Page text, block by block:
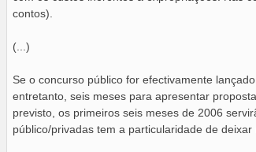
contos).
(...)
Se o concurso público for efectivamente
entretanto, seis meses para apresentar
previsto, os primeiros seis meses de 2006
público/privadas tem a particularidade de